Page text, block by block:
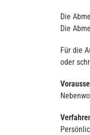
Die
Die
Für die
oder